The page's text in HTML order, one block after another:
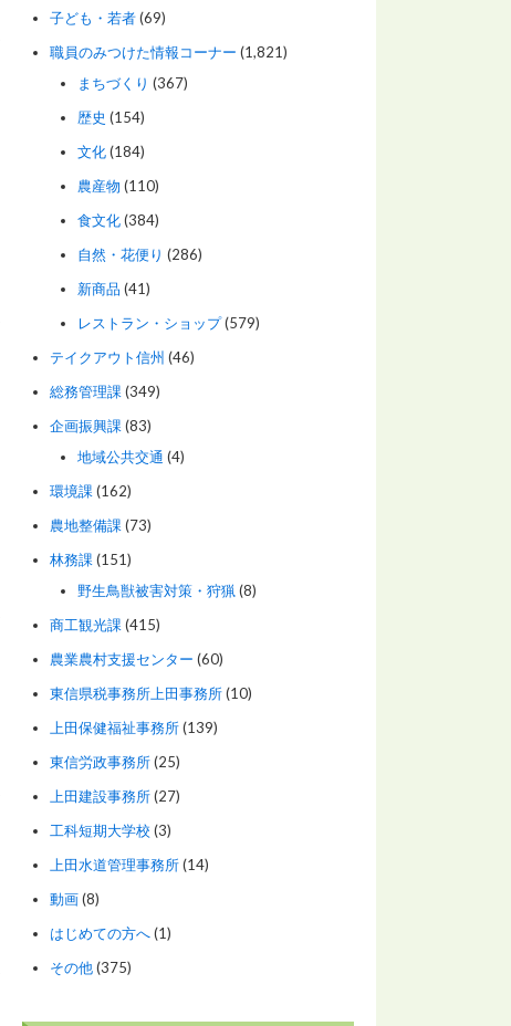
子ども・若者(69)
職員のみつけた情報コーナー (1,821)
まちづくり (367)
歴史 (154)
文化(184)
農産物 (110)
食文化(384)
自然・花便り (286)
新商品 (41)
レストラン・ショップ(579)
テイクアウト信州 (46)
総務管理課(349)
企画振興課(83)
地域公共交通 (4)
環境課(162)
農地整備課(73)
林務課(151)
野生鳥獣被害対策・狩猟(8)
商工観光課(415)
農業農村支援センター (60)
東信県税事務所上田事務所(10)
上田保健福祉事務所(139)
東信労政事務所(25)
上田建設事務所(27)
工科短期大学校 (3)
上田水道管理事務所(14)
動画(8)
はじめての方へ(1)
その他(375)